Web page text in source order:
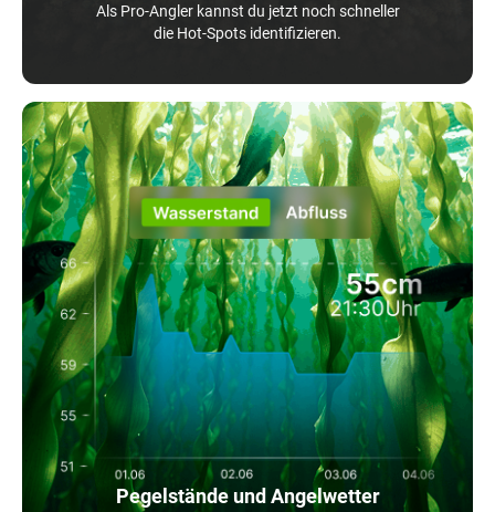
Als Pro-Angler kannst du jetzt noch schneller
die Hot-Spots identifizieren.
Pegelstände und Angelwetter